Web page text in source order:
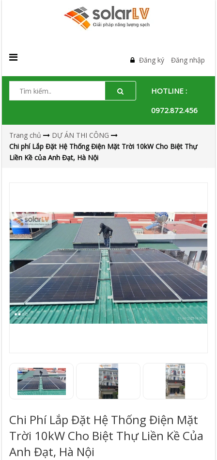
Đăng ký Đăng nhập
HOTLINE :
0972.872.456
Trang chủ
DỰ ÁN THI CÔNG
Chi phí Lắp Đặt Hệ Thống Điện Mặt Trời 10kW Cho Biệt Thự
Liền Kề của Anh Đạt, Hà Nội
Chi Phí Lắp Đặt Hệ Thống Điện Mặt
Trời 10kW Cho Biệt Thự Liền Kề Của
Anh Đạt, Hà Nội